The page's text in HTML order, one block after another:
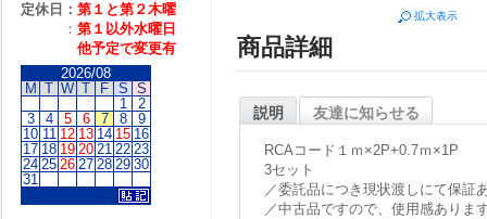
拡大表示
商品詳細
説明 友達に知らせる
RCAコード１ｍ×2P+0.7ｍ×1P
3セット
／委託品につき現状渡しにて保証
／中古品ですので、使用感ありま
定休日： 第１と第２木曜
： 第１以外水曜日
他予定で変更有
2026/08
M T W T F S S
1
2
3
4 5 6 7 8
9
10 11 12 13 14 15 16
17 18 19 20 21 22 23
24 25 26 27 28 29 30
31